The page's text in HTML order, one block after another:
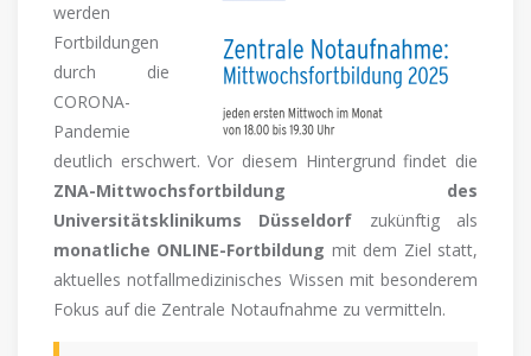
werden
Fortbildungen
durch die
CORONA-
Pandemie
deutlich erschwert. Vor diesem Hintergrund findet die
ZNA-Mittwochsfortbildung des
Universitätsklinikums Düsseldorf zukünftig als
monatliche ONLINE-Fortbildung mit dem Ziel statt,
aktuelles notfallmedizinisches Wissen mit besonderem
Fokus auf die Zentrale Notaufnahme zu vermitteln.